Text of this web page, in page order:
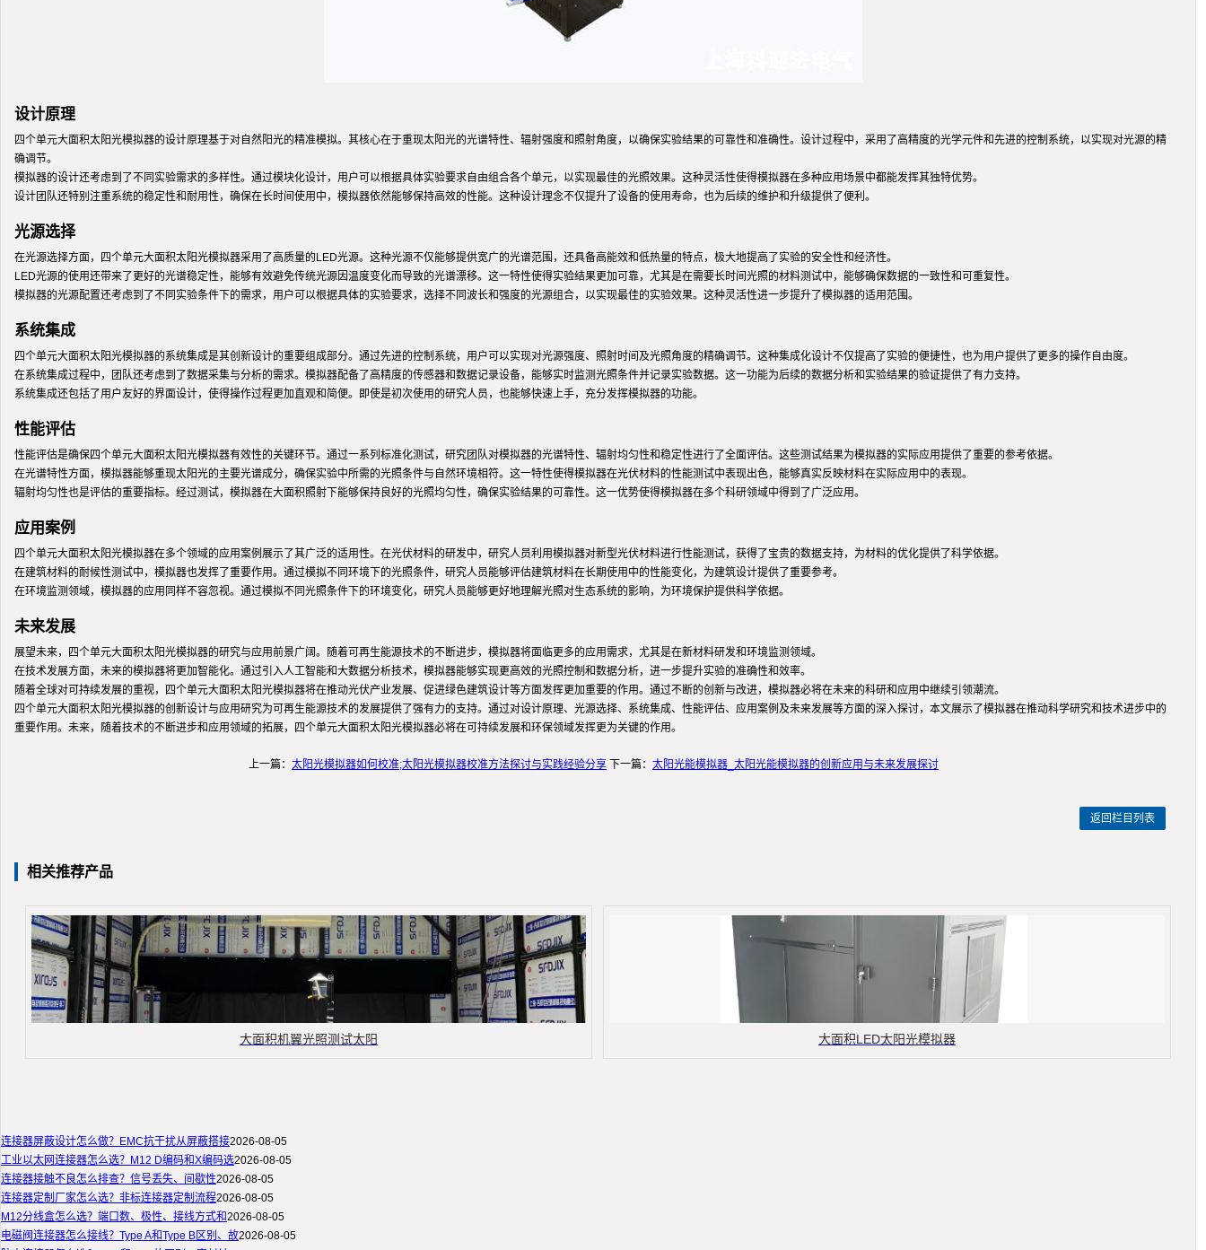
设计原理
四个单元大面积太阳光模拟器的设计原理基于对自然阳光的精准模拟。其核心在于重现太阳光的光谱特性、辐射强度和照射角度，以确保实验结果的可靠性和准确性。设计过程中，采用了高精度的光学元件和先进的控制系统，以实现对光源的精
确调节。
模拟器的设计还考虑到了不同实验需求的多样性。通过模块化设计，用户可以根据具体实验要求自由组合各个单元，以实现最佳的光照效果。这种灵活性使得模拟器在多种应用场景中都能发挥其独特优势。
设计团队还特别注重系统的稳定性和耐用性，确保在长时间使用中，模拟器依然能够保持高效的性能。这种设计理念不仅提升了设备的使用寿命，也为后续的维护和升级提供了便利。
光源选择
在光源选择方面，四个单元大面积太阳光模拟器采用了高质量的LED光源。这种光源不仅能够提供宽广的光谱范围，还具备高能效和低热量的特点，极大地提高了实验的安全性和经济性。
LED光源的使用还带来了更好的光谱稳定性，能够有效避免传统光源因温度变化而导致的光谱漂移。这一特性使得实验结果更加可靠，尤其是在需要长时间光照的材料测试中，能够确保数据的一致性和可重复性。
模拟器的光源配置还考虑到了不同实验条件下的需求，用户可以根据具体的实验要求，选择不同波长和强度的光源组合，以实现最佳的实验效果。这种灵活性进一步提升了模拟器的适用范围。
系统集成
四个单元大面积太阳光模拟器的系统集成是其创新设计的重要组成部分。通过先进的控制系统，用户可以实现对光源强度、照射时间及光照角度的精确调节。这种集成化设计不仅提高了实验的便捷性，也为用户提供了更多的操作自由度。
在系统集成过程中，团队还考虑到了数据采集与分析的需求。模拟器配备了高精度的传感器和数据记录设备，能够实时监测光照条件并记录实验数据。这一功能为后续的数据分析和实验结果的验证提供了有力支持。
系统集成还包括了用户友好的界面设计，使得操作过程更加直观和简便。即使是初次使用的研究人员，也能够快速上手，充分发挥模拟器的功能。
性能评估
性能评估是确保四个单元大面积太阳光模拟器有效性的关键环节。通过一系列标准化测试，研究团队对模拟器的光谱特性、辐射均匀性和稳定性进行了全面评估。这些测试结果为模拟器的实际应用提供了重要的参考依据。
在光谱特性方面，模拟器能够重现太阳光的主要光谱成分，确保实验中所需的光照条件与自然环境相符。这一特性使得模拟器在光伏材料的性能测试中表现出色，能够真实反映材料在实际应用中的表现。
辐射均匀性也是评估的重要指标。经过测试，模拟器在大面积照射下能够保持良好的光照均匀性，确保实验结果的可靠性。这一优势使得模拟器在多个科研领域中得到了广泛应用。
应用案例
四个单元大面积太阳光模拟器在多个领域的应用案例展示了其广泛的适用性。在光伏材料的研发中，研究人员利用模拟器对新型光伏材料进行性能测试，获得了宝贵的数据支持，为材料的优化提供了科学依据。
在建筑材料的耐候性测试中，模拟器也发挥了重要作用。通过模拟不同环境下的光照条件，研究人员能够评估建筑材料在长期使用中的性能变化，为建筑设计提供了重要参考。
在环境监测领域，模拟器的应用同样不容忽视。通过模拟不同光照条件下的环境变化，研究人员能够更好地理解光照对生态系统的影响，为环境保护提供科学依据。
未来发展
展望未来，四个单元大面积太阳光模拟器的研究与应用前景广阔。随着可再生能源技术的不断进步，模拟器将面临更多的应用需求，尤其是在新材料研发和环境监测领域。
在技术发展方面，未来的模拟器将更加智能化。通过引入人工智能和大数据分析技术，模拟器能够实现更高效的光照控制和数据分析，进一步提升实验的准确性和效率。
随着全球对可持续发展的重视，四个单元大面积太阳光模拟器将在推动光伏产业发展、促进绿色建筑设计等方面发挥更加重要的作用。通过不断的创新与改进，模拟器必将在未来的科研和应用中继续引领潮流。
四个单元大面积太阳光模拟器的创新设计与应用研究为可再生能源技术的发展提供了强有力的支持。通过对设计原理、光源选择、系统集成、性能评估、应用案例及未来发展等方面的深入探讨，本文展示了模拟器在推动科学研究和技术进步中的
重要作用。未来，随着技术的不断进步和应用领域的拓展，四个单元大面积太阳光模拟器必将在可持续发展和环保领域发挥更为关键的作用。
上一篇： 太阳光模拟器如何校准;太阳光模拟器校准方法探讨与实践经验分享下一篇： 太阳光能模拟器_太阳光能模拟器的创新应用与未来发展探讨
返回栏目列表
相关推荐产品
大面积机翼光照测试太阳 大面积LED太阳光模拟器
连接器屏蔽设计怎么做？EMC抗干扰从屏蔽搭接2026-08-05
工业以太网连接器怎么选？M12 D编码和X编码选2026-08-05
连接器接触不良怎么排查？信号丢失、间歇性2026-08-05
连接器定制厂家怎么选？非标连接器定制流程2026-08-05
M12分线盒怎么选？端口数、极性、接线方式和2026-08-05
电磁阀连接器怎么接线？Type A和Type B区别、故2026-08-05